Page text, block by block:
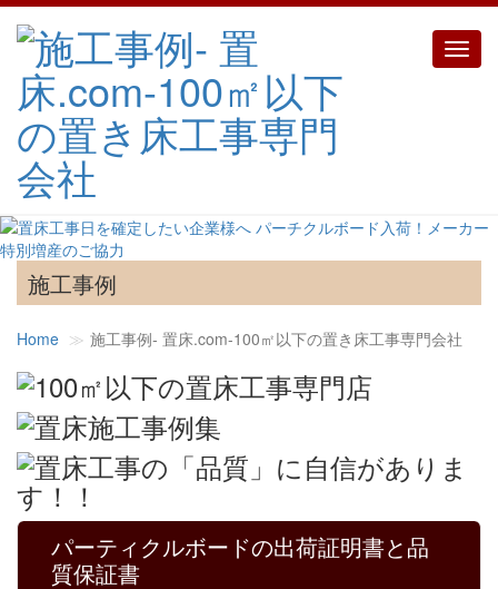
施工事例
Home 施工事例‐ 置床.com-100㎡以下の置き床工事専門会社
パーティクルボードの出荷証明書と品
質保証書